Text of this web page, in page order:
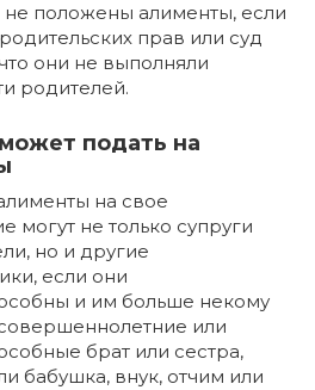
положены алименты, если
прав или суд
они не выполняли
родителей.
подать на
на свое
могут не только супруги
но и другие
если они
и им больше некому
или
брат или сестра,
бабушка, внук, отчим или